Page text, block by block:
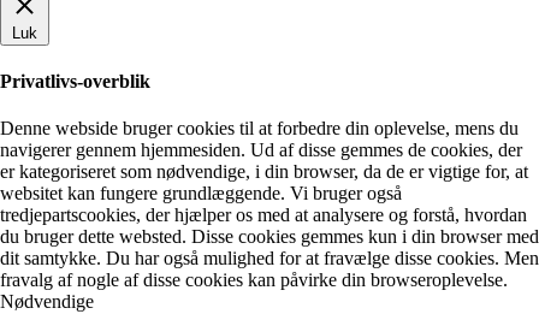
Luk
Privatlivs-overblik
Denne webside bruger cookies til at forbedre din oplevelse, mens du
navigerer gennem hjemmesiden. Ud af disse gemmes de cookies, der
er kategoriseret som nødvendige, i din browser, da de er vigtige for, at
websitet kan fungere grundlæggende. Vi bruger også
tredjepartscookies, der hjælper os med at analysere og forstå, hvordan
du bruger dette websted. Disse cookies gemmes kun i din browser med
dit samtykke. Du har også mulighed for at fravælge disse cookies. Men
fravalg af nogle af disse cookies kan påvirke din browseroplevelse.
Nødvendige